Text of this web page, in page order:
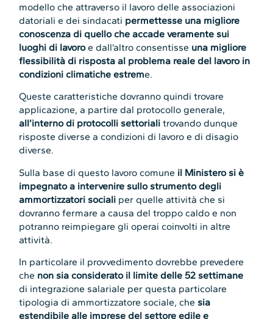
modello che attraverso il lavoro delle associazioni
datoriali e dei sindacati permettesse una migliore
conoscenza di quello che accade veramente sui
luoghi di lavoroe dall’altro consentisse una migliore
flessibilità di risposta al problema reale del lavoro in
condizioni climatiche estreme.
Queste caratteristiche dovranno quindi trovare
applicazione, a partire dal protocollo generale,
all’interno di protocolli settorialitrovando dunque
risposte diverse a condizioni di lavoro e di disagio
diverse.
Sulla base di questo lavoro comune il Ministero si è
impegnato a intervenire sullo strumento degli
ammortizzatori sociali per quelle attività che si
dovranno fermare a causa del troppo caldo e non
potranno reimpiegare gli operai coinvolti in altre
attività.
In particolare il provvedimento dovrebbe prevedere
che non sia considerato il limite delle 52 settimane
di integrazione salariale per questa particolare
tipologia di ammortizzatore sociale, che sia
estendibile alle imprese del settore edile e